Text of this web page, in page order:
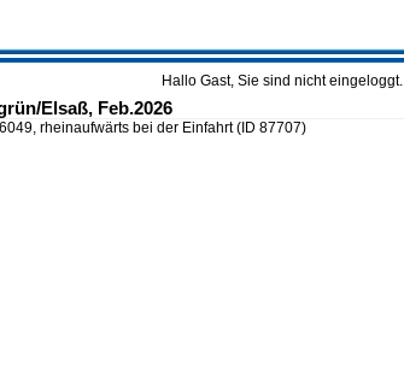
Hallo Gast, Sie sind nicht eingeloggt.
Elsaß, Feb.2026
rheinaufwärts bei der Einfahrt(ID 87707)